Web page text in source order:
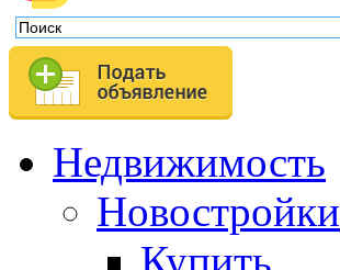
Недвижимость
Новостройки
Купить